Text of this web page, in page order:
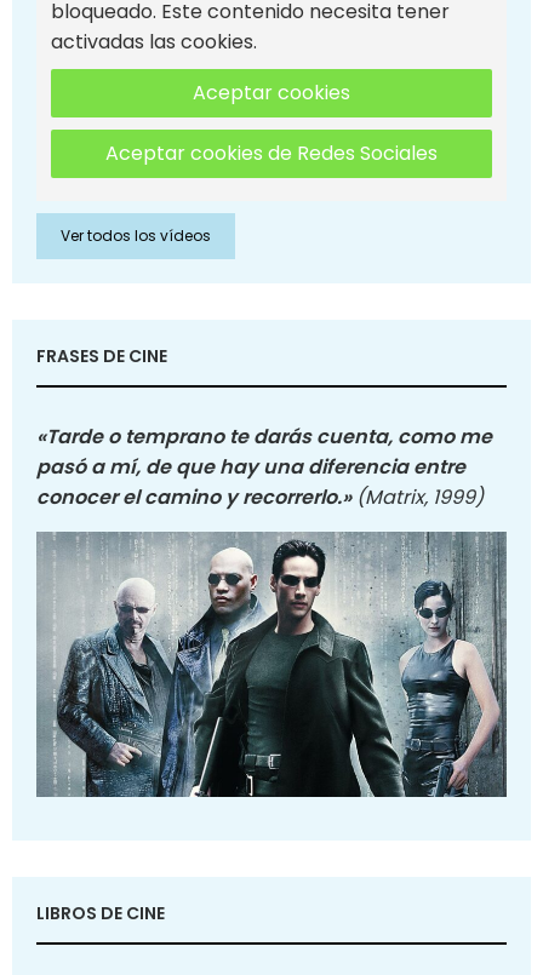
bloqueado. Este contenido necesita tener
activadas las cookies.
Aceptar cookies
Aceptar cookies de Redes Sociales
Ver todos los vídeos
FRASES DE CINE
«Tarde o temprano te darás cuenta, como me
pasó a mí, de que hay una diferencia entre
conocer el camino y recorrerlo.» (Matrix, 1999)
LIBROS DE CINE